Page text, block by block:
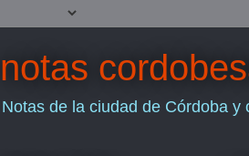
notas
Notas de la ciudad de Córdoba y